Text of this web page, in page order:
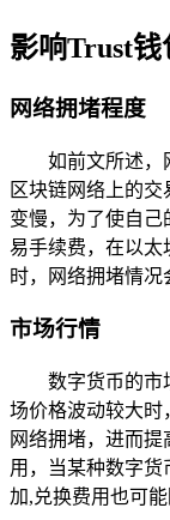
影响Trust
网络拥堵程度
如前文所述，
区块链网络上的
变慢，为了使自己
易手续费，在以太
时，网络拥堵情况
市场行情
数字货币的市
场价格波动较大时
网络拥堵，进而
用，当某种数字货
加,兑换费用也可能